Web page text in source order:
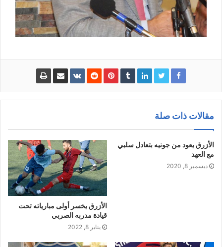
مقالات ذات صلة
الأزرق يعود من جونيه بتعادل سلبي
مع العهد
ديسمبر 8, 2020
الأزرق يخسر أولى مبارياته تحت
قيادة مدربه الصربي
يناير 8, 2022